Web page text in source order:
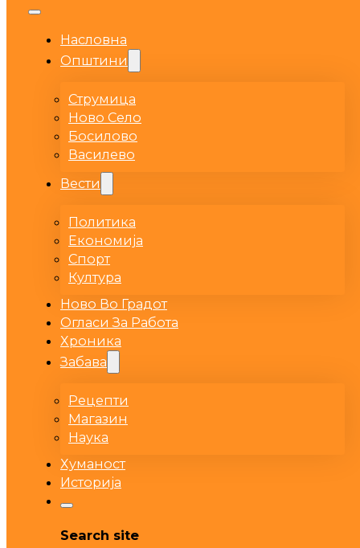
Насловна
Општини
Струмица
Ново Село
Босилово
Василево
Вести
Политика
Економија
Спорт
Култура
Ново Во Градот
Огласи За Работа
Хроника
Забава
Рецепти
Магазин
Наука
Хуманост
Историја
Search site